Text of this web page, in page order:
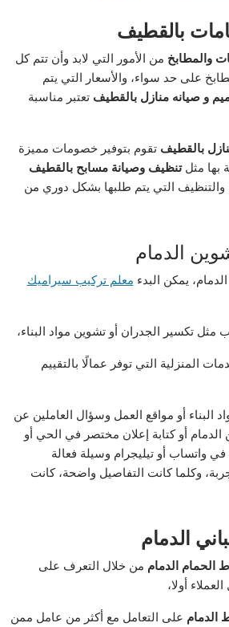
بالقطيف
والمطابخ من الأمور التي لابد وأن تتم كل
على حد سواء، والأسعار التي يتم
و صيانه منازل بالقطيفتعتبر مناسبة
بالقطيفتقوم بتوفير خصومات مميزة
بها مثلتنظيف وصيانة مسابح بالقطيف
والتنظيف التي يتم طلبها بشكل دوري من
الدمام
يمكن البدء معلم تركيب سيراميك
مثل تكسير الجدران أو تشوين مواد البناء،
المنزلية التي توفر عمالًا بالتقييم
البناء أو مواقع العمل وسؤال العاملين عن
أو كتابة إعلان مختصر في الحي أو
في واتساب أو تيليجرام وسيلة فعالة
وكلما كانت التفاصيل واضحة، كانت
الدمام
الحمام الدمام من خلال التعرف على
أولا،
الدمام على التعامل مع أكثر من عامل ممن